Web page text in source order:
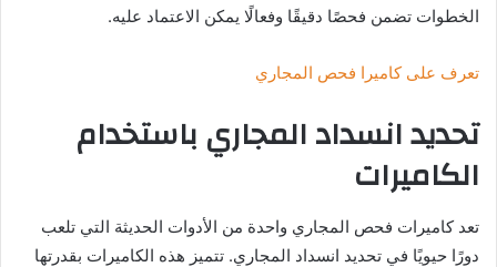
الخطوات تضمن فحصًا دقيقًا وفعالًا يمكن الاعتماد عليه.
تعرف على كاميرا فحص المجاري
تحديد انسداد المجاري باستخدام
الكاميرات
تعد كاميرات فحص المجاري واحدة من الأدوات الحديثة التي تلعب
دورًا حيويًا في تحديد انسداد المجاري. تتميز هذه الكاميرات بقدرتها